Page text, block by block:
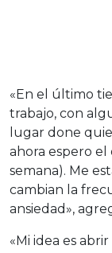
«En el último
trabajo, con
lugar done
ahora espero el
semana). Me
cambian la
ansiedad»,
«Mi idea es